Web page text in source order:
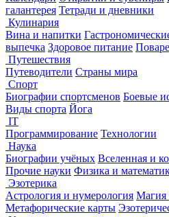
галантерея Тетради и дневники
Кулинария
Вина и напитки
выпечка Здоровое питание
Путешествия
Путеводители Страны мира
Спорт
Биографии спортсменов Боевые
Виды спорта Йога
IT
Программирование Технологии
Наука
Биографии учёных Вселенная и
Прочие науки Физика и
Эзотерика
Астрология и нумерология Магия
Метафорические карты